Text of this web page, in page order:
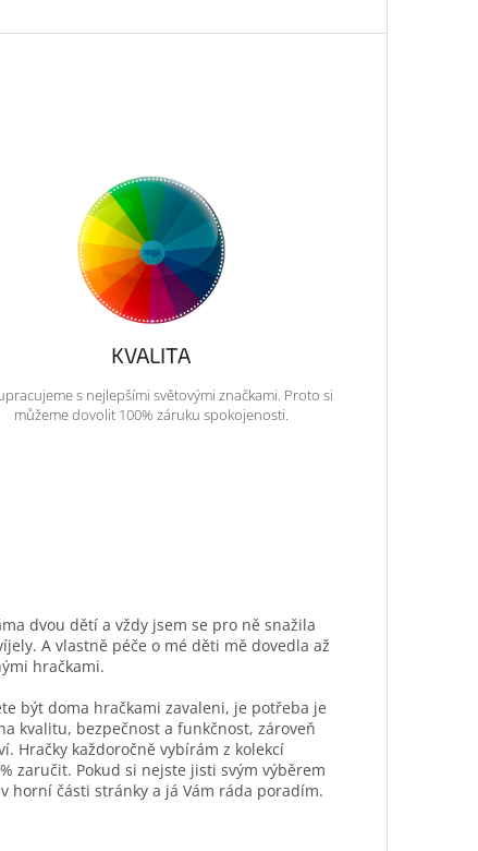
KVALITA
s nejlepšími světovými značkami. Proto si
můžeme dovolit 100% záruku spokojenosti.
dvou dětí a vždy jsem se pro ně snažila
A vlastně péče o mé děti mě dovedla až
hračkami.
být doma hračkami zavaleni, je potřeba je
kvalitu, bezpečnost a funkčnost, zároveň
Hračky každoročně vybírám z kolekcí
zaručit. Pokud si nejste jisti svým výběrem
horní části stránky a já Vám ráda poradím.